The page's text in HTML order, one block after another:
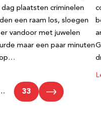
plaatsten criminelen
een raam los, sloegen
vandoor met juwelen
maar een paar minuten
33